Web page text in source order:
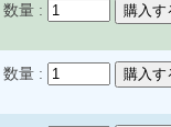
数量 :
数量 :